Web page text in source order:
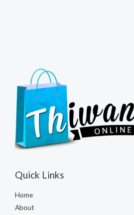
Quick Links
Home
About